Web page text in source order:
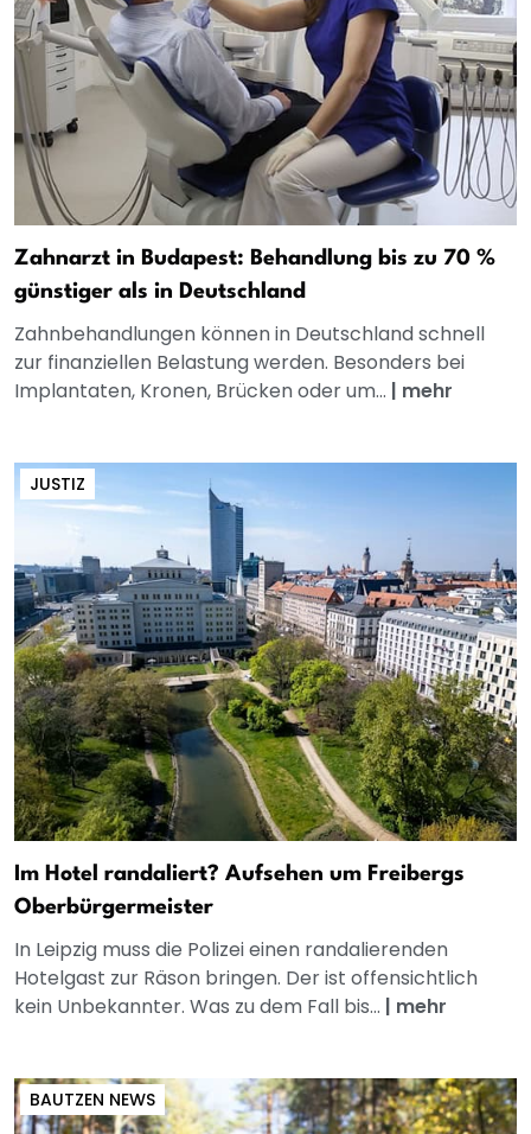
Zahnarzt in Budapest: Behandlung bis zu 70 %
günstiger als in Deutschland
Zahnbehandlungen können in Deutschland schnell
zur finanziellen Belastung werden. Besonders bei
Implantaten, Kronen, Brücken oder um... | mehr
JUSTIZ
Im Hotel randaliert? Aufsehen um Freibergs
Oberbürgermeister
In Leipzig muss die Polizei einen randalierenden
Hotelgast zur Räson bringen. Der ist offensichtlich
kein Unbekannter. Was zu dem Fall bis... | mehr
BAUTZEN NEWS